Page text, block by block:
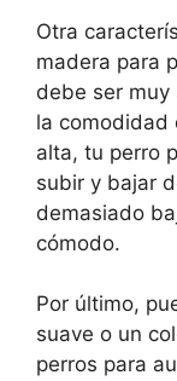
Otra
madera para
debe ser muy
la comodidad
alta, tu perro
subir y bajar
demasiado
cómodo.
Por último,
suave o un
perros para